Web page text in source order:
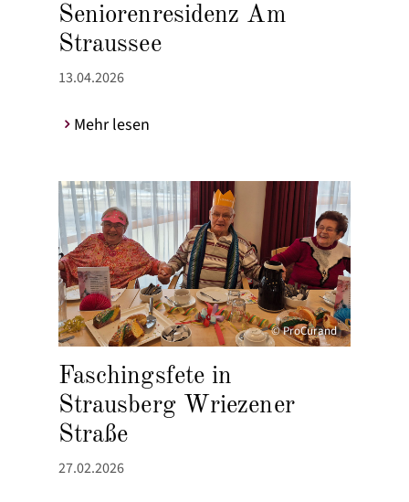
Seniorenresidenz Am
Straussee
13.04.2026
Mehr lesen
© ProCurand
Faschingsfete in
Strausberg Wriezener
Straße
27.02.2026